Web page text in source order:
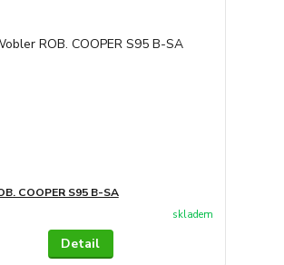
COOPER S95 B-SA
skladem
Detail